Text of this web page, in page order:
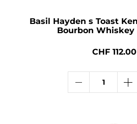
Basil Hayden s Toast
Bourbon Whiskey
CHF 112.00